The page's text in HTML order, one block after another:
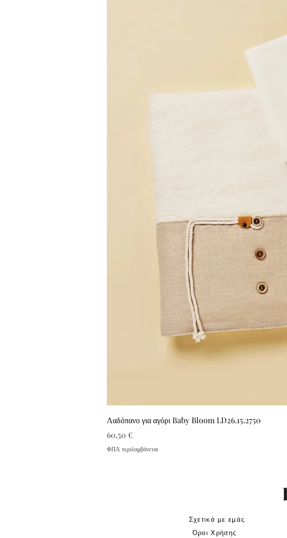
Λαδόπανο για αγόρι Baby Bloom LD26.15.2750
Τιμή
60,50 €
ΦΠΑ περιλαμβάνεται
Σχετικά με εμάς
Όροι Χρήσης